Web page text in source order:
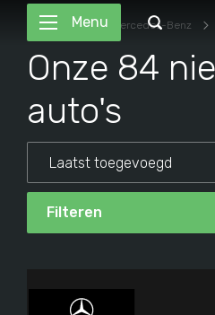
Menu
Homepage Mercedes-Benz
Onze 84
auto's
Filteren
Filteren